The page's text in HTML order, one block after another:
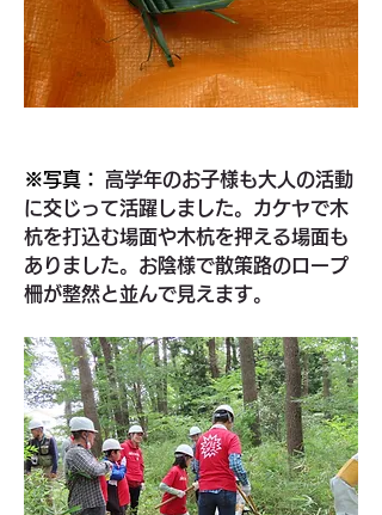
※写真：
高学年のお子様も大人の活動
に交じって活躍しました。カケヤで木
杭を打込む場面や木杭を押える場面も
ありました。お陰様で散策路のロープ
柵が整然と並んで見えます。